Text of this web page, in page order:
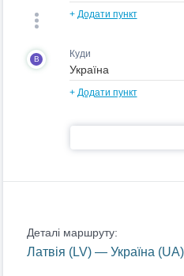
+ Додати пункт
B Куди
+ Додати пункт
Деталі маршруту:
Латвія (LV) — Україна (UA)